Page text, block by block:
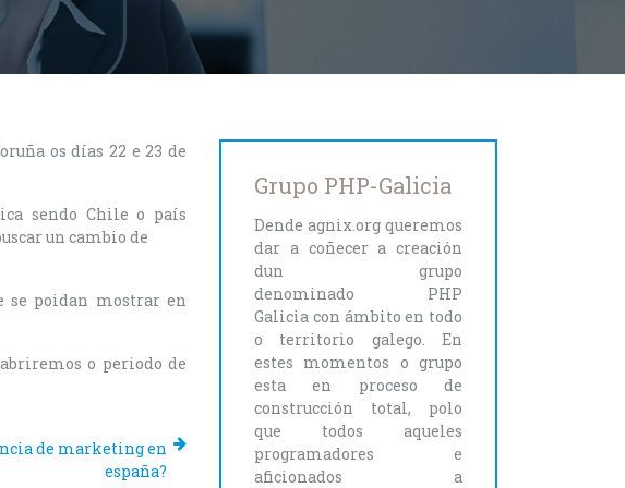
os días 22 e 23 de
sendo Chile o país
un cambio de
se poidan mostrar en
o periodo de
de marketing en
españa?
Grupo PHP-Galicia
Dende agnix.org queremos
dar a coñecer a creación
dun grupo
denominado PHP
Galicia con ámbito en todo
o territorio galego. En
estes momentos o grupo
esta en proceso de
construcción total, polo
que todos aqueles
programadores e
aficionados a